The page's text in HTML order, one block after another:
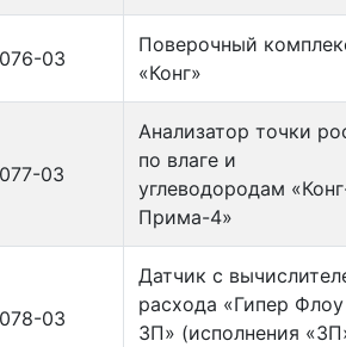
03
Поверочный
«Конг»
03
Анализатор точки
по влаге и
углеводородам
Прима-4»
03
Датчик с
расхода «Гипер
3П» (исполнения